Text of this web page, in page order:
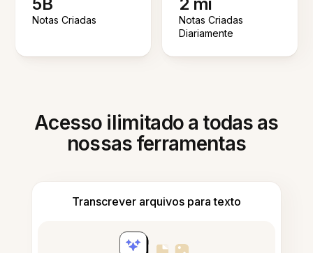
Notas Criadas
Notas Criadas
Diariamente
Acesso ilimitado a todas as
nossas ferramentas
Transcrever arquivos para texto